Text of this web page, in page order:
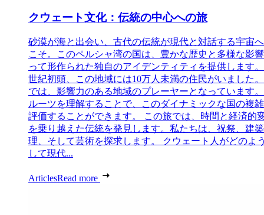
クウェート文化：伝統の中心への旅
砂漠が海と出会い、古代の伝統が現代と対話する宇宙
こそ。このペルシャ湾の国は、豊かな歴史と多様な影
って形作られた独自のアイデンティティを提供します
世紀初頭、この地域には10万人未満の住民がいました
では、影響力のある地域のプレーヤーとなっています
ルーツを理解することで、このダイナミックな国の複
評価することができます。 この旅では、時間と経済的
を乗り越えた伝統を発見します。私たちは、祝祭、建
理、そして芸術を探求します。 クウェート人がどのよ
して現代...
ArticlesRead more